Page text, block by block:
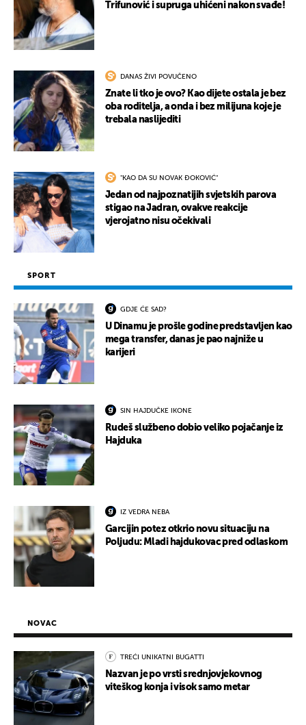
Trifunović i supruga uhićeni nakon svađe!
DANAS ŽIVI POVUČENO
Znate li tko je ovo? Kao dijete ostala je bez
oba roditelja, a onda i bez milijuna koje je
trebala naslijediti
"KAO DA SU NOVAK ĐOKOVIĆ"
Jedan od najpoznatijih svjetskih parova
stigao na Jadran, ovakve reakcije
vjerojatno nisu očekivali
SPORT
GDJE ĆE SAD?
U Dinamu je prošle godine predstavljen kao
mega transfer, danas je pao najniže u
karijeri
SIN HAJDUČKE IKONE
Rudeš službeno dobio veliko pojačanje iz
Hajduka
IZ VEDRA NEBA
Garcijin potez otkrio novu situaciju na
Poljudu: Mladi hajdukovac pred odlaskom
NOVAC
TREĆI UNIKATNI BUGATTI
Nazvan je po vrsti srednjovjekovnog
viteškog konja i visok samo metar